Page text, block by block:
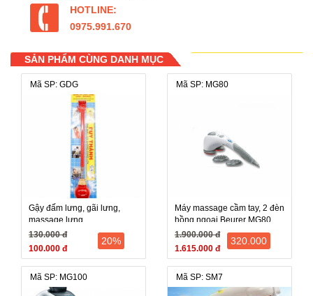
HOTLINE:
0975.991.670
SẢN PHẨM CÙNG DANH MỤC
Mã SP: GDG
Gậy đấm lưng, gãi lưng,
massage lưng
130.000 đ
100.000 đ
20%
Mã SP: MG80
Máy massage cầm tay, 2 đèn
hồng ngoại Beurer MG80
(MG-80, MG 80) - Đức
1.900.000 đ
1.615.000 đ
320.000
Mã SP: MG100 Mã SP: SM7